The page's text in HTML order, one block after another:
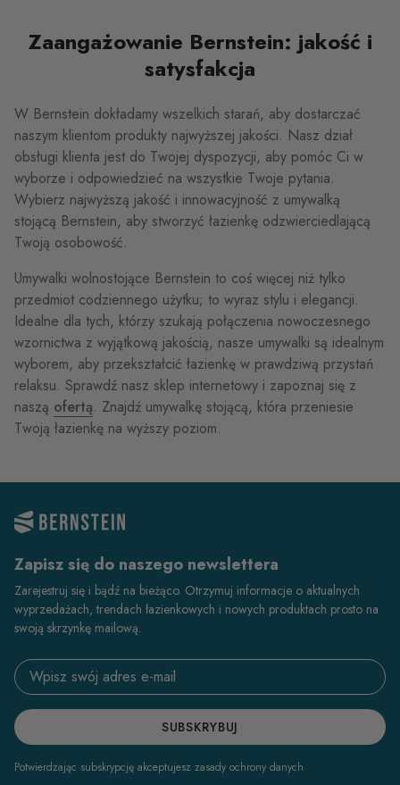
Zaangażowanie Bernstein: jakość i
satysfakcja
W Bernstein dokładamy wszelkich starań, aby dostarczać
naszym klientom produkty najwyższej jakości. Nasz dział
obsługi klienta jest do Twojej dyspozycji, aby pomóc Ci w
wyborze i odpowiedzieć na wszystkie Twoje pytania.
Wybierz najwyższą jakość i innowacyjność z umywalką
stojącą Bernstein, aby stworzyć łazienkę odzwierciedlającą
Twoją osobowość.
Umywalki wolnostojące Bernstein to coś więcej niż tylko
przedmiot codziennego użytku; to wyraz stylu i elegancji.
Idealne dla tych, którzy szukają połączenia nowoczesnego
wzornictwa z wyjątkową jakością, nasze umywalki są idealnym
wyborem, aby przekształcić łazienkę w prawdziwą przystań
relaksu. Sprawdź nasz sklep internetowy i zapoznaj się z
naszą ofertą. Znajdź umywalkę stojącą, która przeniesie
Twoją łazienkę na wyższy poziom.
Zapisz się do naszego newslettera
Zarejestruj się i bądź na bieżąco. Otrzymuj informacje o aktualnych
wyprzedażach, trendach łazienkowych i nowych produktach prosto na
swoją skrzynkę mailową.
Email address
SUBSKRYBUJ
Potwierdzając subskrypcję akceptujesz zasady ochrony danych